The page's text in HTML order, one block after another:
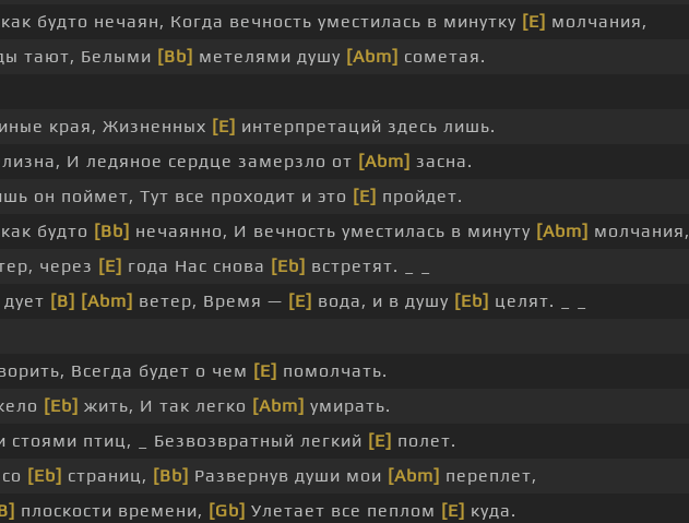
будто нечаян, Когда вечность уместилась в минутку [E] молчания,
тают, Белыми [Bb] метелями душу [Abm] сометая.
края, Жизненных [E] интерпретаций здесь лишь.
И ледяное сердце замерзло от [Abm] засна.
он поймет, Тут все проходит и это [E] пройдет.
будто [Bb] нечаянно, И вечность уместилась в минуту [Abm] молчания,
через [E] года Нас снова [Eb] встретят. _ _
[B] [Abm] ветер, Время — [E] вода, и в душу [Eb] целят. _ _
Всегда будет о чем [E] помолчать.
[Eb] жить, И так легко [Abm] умирать.
стоями птиц, _ Безвозвратный легкий [E] полет.
[Eb] страниц, [Bb] Развернув души мои [Abm] переплет,
плоскости времени, [Gb] Улетает все пеплом [E] куда.